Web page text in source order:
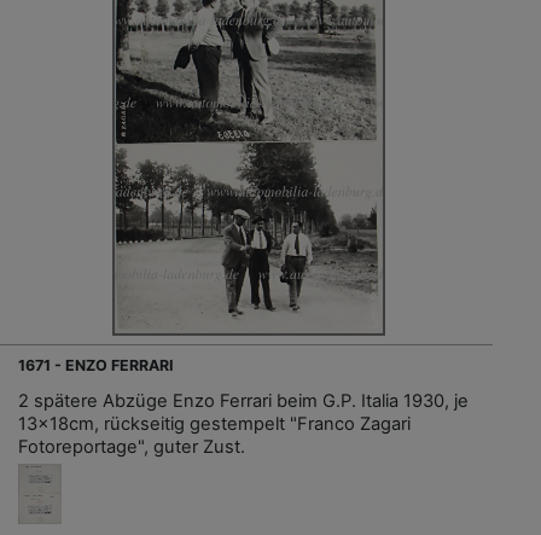
1671 - ENZO FERRARI
2 spätere Abzüge Enzo Ferrari beim G.P. Italia 1930, je
13x18cm, rückseitig gestempelt "Franco Zagari
Fotoreportage", guter Zust.